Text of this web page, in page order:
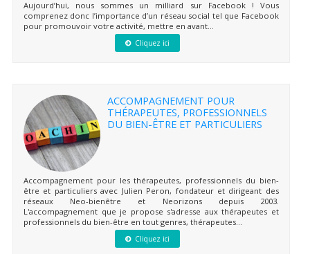
Aujourd’hui, nous sommes un milliard sur Facebook ! Vous
comprenez donc l’importance d’un réseau social tel que Facebook
pour promouvoir votre activité, mettre en avant...
Cliquez ici
ACCOMPAGNEMENT POUR
THÉRAPEUTES, PROFESSIONNELS
DU BIEN-ÊTRE ET PARTICULIERS
Accompagnement pour les thérapeutes, professionnels du bien-
être et particuliers avec Julien Peron, fondateur et dirigeant des
réseaux Neo-bienêtre et Neorizons depuis 2003.
L'accompagnement que je propose s'adresse aux thérapeutes et
professionnels du bien-être en tout genres, thérapeutes...
Cliquez ici